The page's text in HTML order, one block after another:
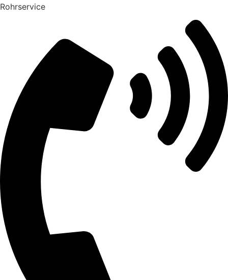
Rohrservice